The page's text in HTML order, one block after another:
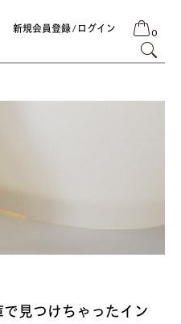
新規会員登録 / ログイン 0
見つけちゃったイン